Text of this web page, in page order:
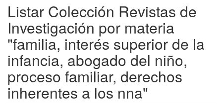
Listar Colección Revistas de
Investigación por materia
"familia, interés superior de la
infancia, abogado del niño,
proceso familiar, derechos
inherentes a los nna"